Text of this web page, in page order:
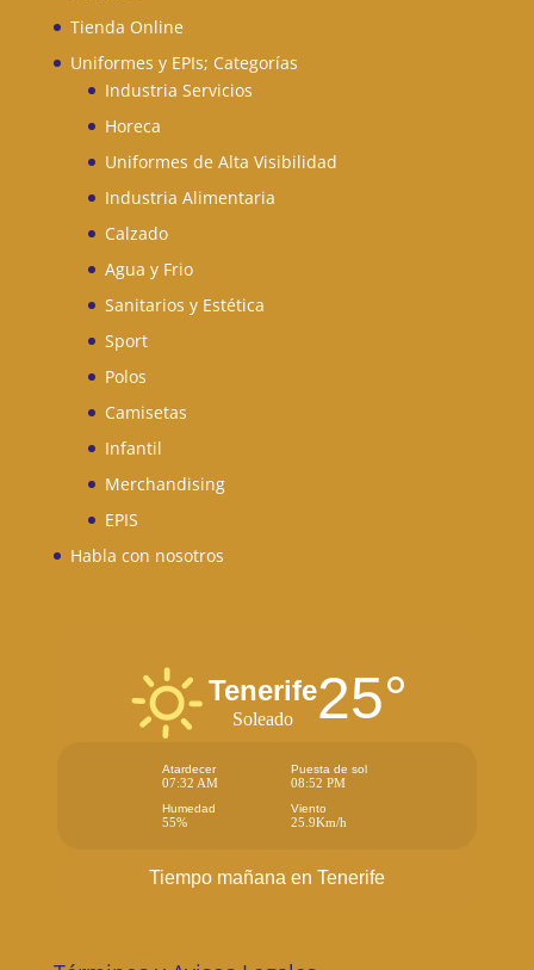
Tienda Online
Uniformes y EPIs; Categorías
Industria Servicios
Horeca
Uniformes de Alta Visibilidad
Industria Alimentaria
Calzado
Agua y Frio
Sanitarios y Estética
Sport
Polos
Camisetas
Infantil
Merchandising
EPIS
Habla con nosotros
Tenerife
Soleado 25°
Atardecer
07:32 AM
Puesta de sol
08:52 PM
Humedad
55%
Viento
25.9Km/h
Tiempo mañana en Tenerife